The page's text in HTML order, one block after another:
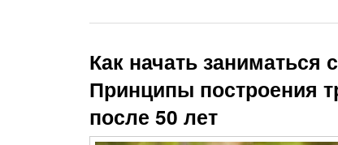
Как начать заниматься
Принципы построения
после 50 лет